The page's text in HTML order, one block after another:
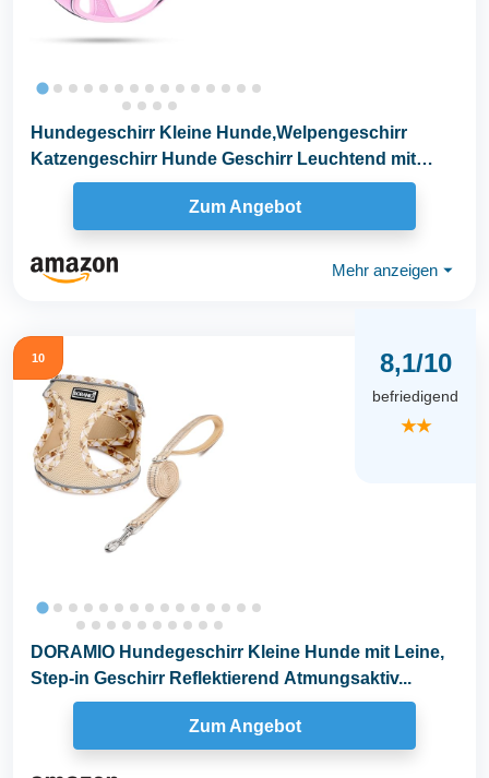
Hundegeschirr Kleine Hunde,Welpengeschirr
Katzengeschirr Hunde Geschirr Leuchtend mit
Leine,Curli...
Zum Angebot
Mehr anzeigen ⏷
10 8,1/10
befriedigend
★★
DORAMIO Hundegeschirr Kleine Hunde mit Leine,
Step-in Geschirr Reflektierend Atmungsaktiv...
Zum Angebot